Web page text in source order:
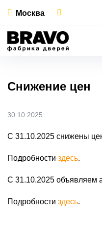
Москва
Снижение цен
30.10.2025
C 31.10.2025 снижены
Подробности здесь.
C 31.10.2025 объявляем
Подробности здесь.